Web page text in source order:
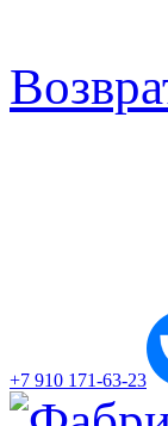
+7 910 171-63-23